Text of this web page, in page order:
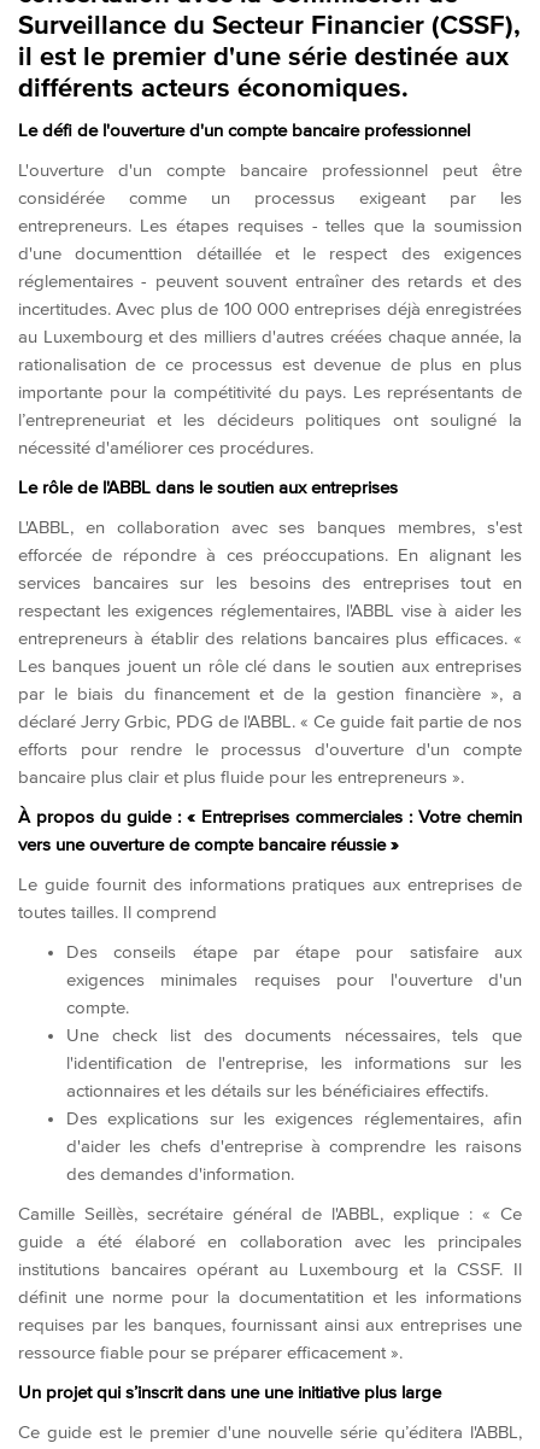
Surveillance du Secteur Financier (CSSF),
il est le premier d'une série destinée aux
différents acteurs économiques.
Le défi de l'ouverture d'un compte bancaire professionnel
L'ouverture d'un compte bancaire professionnel peut être
considérée comme un processus exigeant par les
entrepreneurs. Les étapes requises - telles que la soumission
d'une documenttion détaillée et le respect des exigences
réglementaires - peuvent souvent entraîner des retards et des
incertitudes. Avec plus de 100 000 entreprises déjà enregistrées
au Luxembourg et des milliers d'autres créées chaque année, la
rationalisation de ce processus est devenue de plus en plus
importante pour la compétitivité du pays. Les représentants de
l’entrepreneuriat et les décideurs politiques ont souligné la
nécessité d'améliorer ces procédures.
Le rôle de l'ABBL dans le soutien aux entreprises
L'ABBL, en collaboration avec ses banques membres, s'est
efforcée de répondre à ces préoccupations. En alignant les
services bancaires sur les besoins des entreprises tout en
respectant les exigences réglementaires, l'ABBL vise à aider les
entrepreneurs à établir des relations bancaires plus efficaces. «
Les banques jouent un rôle clé dans le soutien aux entreprises
par le biais du financement et de la gestion financière », a
déclaré Jerry Grbic, PDG de l'ABBL. « Ce guide fait partie de nos
efforts pour rendre le processus d'ouverture d'un compte
bancaire plus clair et plus fluide pour les entrepreneurs ».
À propos du guide : « Entreprises commerciales : Votre chemin
vers une ouverture de compte bancaire réussie »
Le guide fournit des informations pratiques aux entreprises de
toutes tailles. Il comprend
Des conseils étape par étape pour satisfaire aux
exigences minimales requises pour l'ouverture d'un
compte.
Une check list des documents nécessaires, tels que
l'identification de l'entreprise, les informations sur les
actionnaires et les détails sur les bénéficiaires effectifs.
Des explications sur les exigences réglementaires, afin
d'aider les chefs d'entreprise à comprendre les raisons
des demandes d'information.
Camille Seillès, secrétaire général de l'ABBL, explique : « Ce
guide a été élaboré en collaboration avec les principales
institutions bancaires opérant au Luxembourg et la CSSF. Il
définit une norme pour la documentatition et les informations
requises par les banques, fournissant ainsi aux entreprises une
ressource fiable pour se préparer efficacement ».
Un projet qui s’inscrit dans une une initiative plus large
Ce guide est le premier d'une nouvelle série qu’éditera l'ABBL,